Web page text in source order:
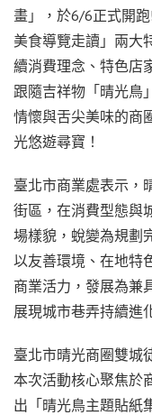
畫」，於6/6正式開
美食導覽走讀」兩大
續消費理念、特色店
跟隨吉祥物「晴光鳥
情懷與舌尖美味的商
光悠遊尋寶！
臺北市商業處表示，
街區，在消費型態與
場樣貌，蛻變為規劃
以友善環境、在地特
商業活力，發展為兼
展現城市巷弄持續進
臺北市晴光商圈雙城
本次活動核心聚焦於
出「晴光鳥主題貼紙